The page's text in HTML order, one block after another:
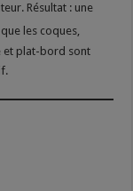
Résultat : une
les coques,
et plat-bord sont